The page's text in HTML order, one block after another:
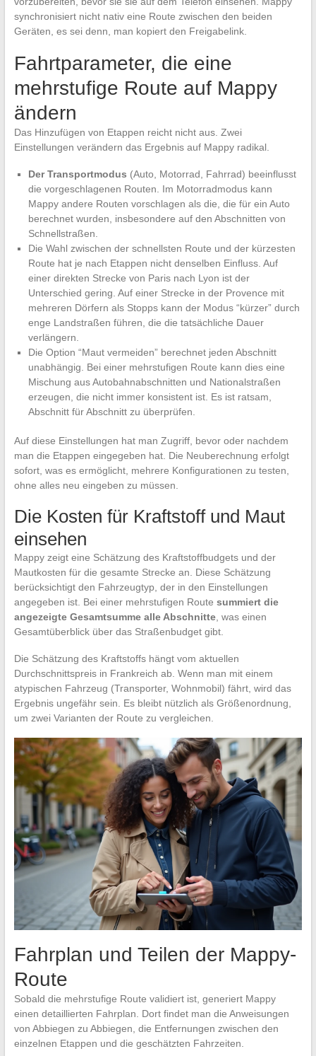
synchronisiert nicht nativ eine Route zwischen den beiden
Geräten, es sei denn, man kopiert den Freigabelink.
Fahrtparameter, die eine
mehrstufige Route auf Mappy
ändern
Das Hinzufügen von Etappen reicht nicht aus. Zwei
Einstellungen verändern das Ergebnis auf Mappy radikal.
Der Transportmodus (Auto, Motorrad, Fahrrad) beeinflusst
die vorgeschlagenen Routen. Im Motorradmodus kann
Mappy andere Routen vorschlagen als die, die für ein Auto
berechnet wurden, insbesondere auf den Abschnitten von
Schnellstraßen.
Die Wahl zwischen der schnellsten Route und der kürzesten
Route hat je nach Etappen nicht denselben Einfluss. Auf
einer direkten Strecke von Paris nach Lyon ist der
Unterschied gering. Auf einer Strecke in der Provence mit
mehreren Dörfern als Stopps kann der Modus “kürzer” durch
enge Landstraßen führen, die die tatsächliche Dauer
verlängern.
Die Option “Maut vermeiden” berechnet jeden Abschnitt
unabhängig. Bei einer mehrstufigen Route kann dies eine
Mischung aus Autobahnabschnitten und Nationalstraßen
erzeugen, die nicht immer konsistent ist. Es ist ratsam,
Abschnitt für Abschnitt zu überprüfen.
Auf diese Einstellungen hat man Zugriff, bevor oder nachdem
man die Etappen eingegeben hat. Die Neuberechnung erfolgt
sofort, was es ermöglicht, mehrere Konfigurationen zu testen,
ohne alles neu eingeben zu müssen.
Die Kosten für Kraftstoff und Maut
einsehen
Mappy zeigt eine Schätzung des Kraftstoffbudgets und der
Mautkosten für die gesamte Strecke an. Diese Schätzung
berücksichtigt den Fahrzeugtyp, der in den Einstellungen
angegeben ist. Bei einer mehrstufigen Route summiert die
angezeigte Gesamtsumme alle Abschnitte, was einen
Gesamtüberblick über das Straßenbudget gibt.
Die Schätzung des Kraftstoffs hängt vom aktuellen
Durchschnittspreis in Frankreich ab. Wenn man mit einem
atypischen Fahrzeug (Transporter, Wohnmobil) fährt, wird das
Ergebnis ungefähr sein. Es bleibt nützlich als Größenordnung,
um zwei Varianten der Route zu vergleichen.
Fahrplan und Teilen der Mappy-
Route
Sobald die mehrstufige Route validiert ist, generiert Mappy
einen detaillierten Fahrplan. Dort findet man die Anweisungen
von Abbiegen zu Abbiegen, die Entfernungen zwischen den
einzelnen Etappen und die geschätzten Fahrzeiten.